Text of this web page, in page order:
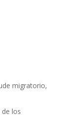
migratorio,
los